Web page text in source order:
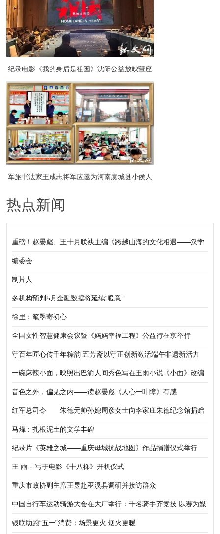
纪录电影《我的身后是祖国》沈阳公益放映暨座
谈活动举行
军旅书法家王成志将军应邀为河南虞城县小侯人
民日报希望小学捐赠书法作品毛泽东《清平乐·会
昌》
热点新闻
重磅！赵晏彪、王十月联袂主编《跨越山海的文化相遇——汉学
家眼中的中国》正式出版发行
编委会
制片人
多机构预判5月金融数据将延续“暖意”
徐里：笔墨寄初心
全国女性智慧健康会议暨《妈妈幸福工程》公益行在京举行
守百年匠心传千年粽韵 五芳斋以守正创新激活端午非遗新活力
一碗麻辣小面，映照出巴渝人间秀色写在王雨小说《小面》改编
的电影《香喷喷》开拍时
音色之外，偏见之内——读赵晏彪《人心一叶障》有感
红军总司令——朱德元帅孙媳周彦女士向李家庄朱德纪念馆捐赠
马烽：扎根泥土的文学丰碑
纪录片《英雄之城——重庆母城抗战地图》作品捐赠仪式举行
王 雨---写于电影《十八梯》开机仪式
重庆市政协副主席王昱赴巫溪县调研并接访群众
中国自行车运动骑游大会在大厂举行：千名骑手齐竞技 以赛为媒
促协同
银联助跑“五一”消费：场景更火 烟火更暖